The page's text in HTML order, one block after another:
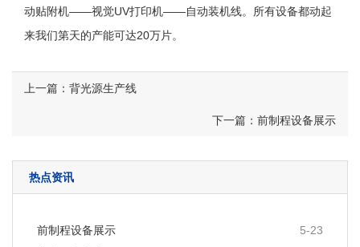
动贴附机——视觉UV打印机——自动装机线。所有设备都动起
来我们第天的产能可达20万片。
上一篇：背光源生产线
下一篇：前制程设备展示
热点资讯
5-23
前制程设备展示